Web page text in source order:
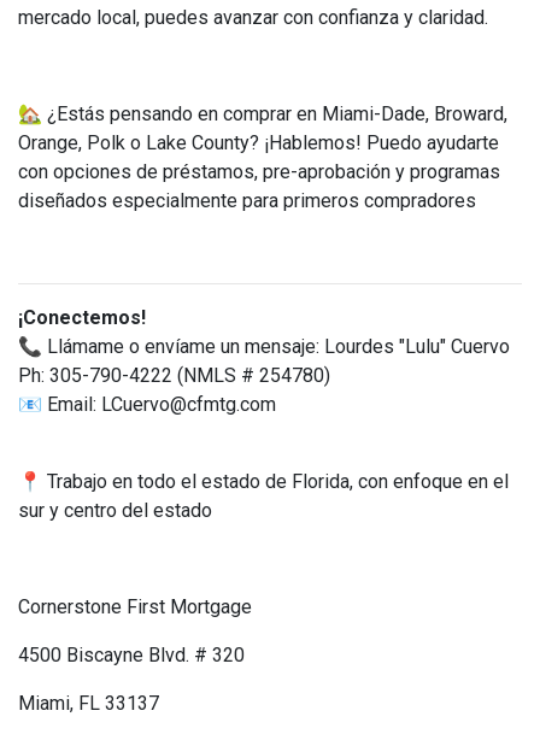
mercado local, puedes avanzar con confianza y claridad.
🏡 ¿Estás pensando en comprar en Miami-Dade, Broward,
Orange, Polk o Lake County? ¡Hablemos! Puedo ayudarte
con opciones de préstamos, pre-aprobación y programas
diseñados especialmente para primeros compradores
¡Conectemos!
📞 Llámame o envíame un mensaje: Lourdes "Lulu" Cuervo
Ph: 305-790-4222 (NMLS # 254780)
📧 Email: LCuervo@cfmtg.com
📍 Trabajo en todo el estado de Florida, con enfoque en el
sur y centro del estado
Cornerstone First Mortgage
4500 Biscayne Blvd. # 320
Miami, FL 33137